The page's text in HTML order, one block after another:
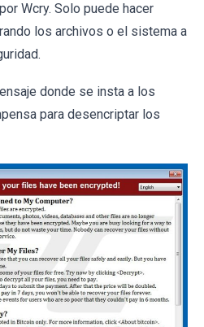
Wcry. Solo puede hacer
los archivos o el sistema a
donde se insta a los
para desencriptar los